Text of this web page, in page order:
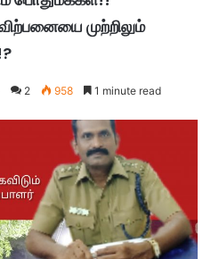
முற்றிலும்
2 958 1 minute read